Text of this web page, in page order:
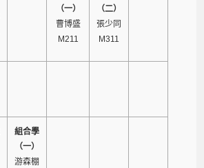
（一）
曹博盛
M211
（二）
張少同
M311
組合學
（一）
游森棚